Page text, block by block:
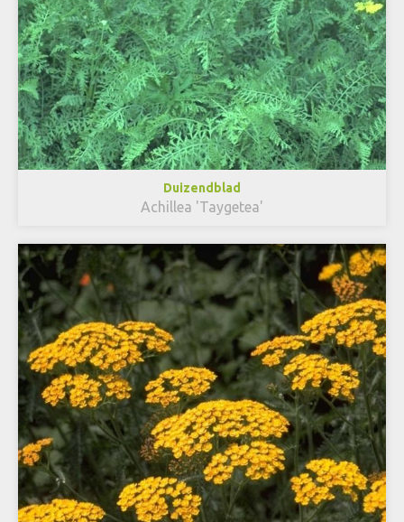
Duizendblad
Achillea 'Taygetea'